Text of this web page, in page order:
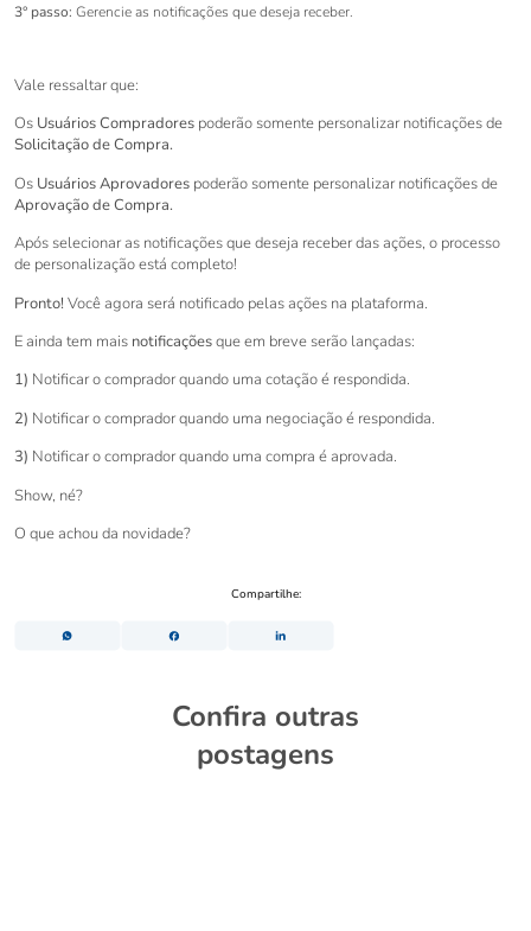
3° passo: Gerencie as notificações que deseja receber.
Vale ressaltar que:
Os Usuários Compradores poderão somente personalizar notificações de
Solicitação de Compra.
Os Usuários Aprovadores poderão somente personalizar notificações de
Aprovação de Compra.
Após selecionar as notificações que deseja receber das ações, o processo
de personalização está completo!
Pronto! Você agora será notificado pelas ações na plataforma.
E ainda tem mais notificaçõesque em breve serão lançadas:
1) Notificar o comprador quando uma cotação é respondida.
2) Notificar o comprador quando uma negociação é respondida.
3) Notificar o comprador quando uma compra é aprovada.
Show, né?
O que achou da novidade?
Compartilhe:
Confira outras
postagens